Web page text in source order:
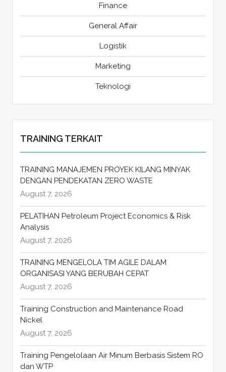
Finance
General Affair
Logistik
Marketing
Teknologi
TRAINING TERKAIT
TRAINING MANAJEMEN PROYEK KILANG MINYAK
DENGAN PENDEKATAN ZERO WASTE
August 7, 2026
PELATIHAN Petroleum Project Economics & Risk
Analysis
August 7, 2026
TRAINING MENGELOLA TIM AGILE DALAM
ORGANISASI YANG BERUBAH CEPAT
August 7, 2026
Training Construction and Maintenance Road
Nickel
August 7, 2026
Training Pengelolaan Air Minum Berbasis Sistem RO
dan WTP